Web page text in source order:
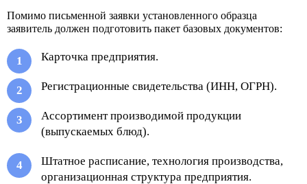
Помимо письменной заявки установленного образца
заявитель должен подготовить пакет базовых документов:
Карточка предприятия.
Регистрационные свидетельства (ИНН, ОГРН).
Ассортимент производимой продукции
(выпускаемых блюд).
Штатное расписание, технология производства,
организационная структура предприятия.